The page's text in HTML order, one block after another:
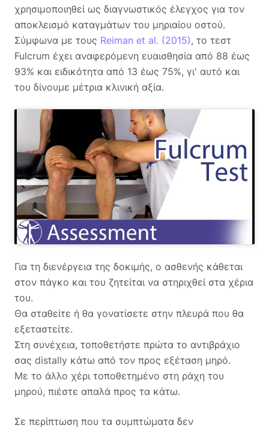
χρησιμοποιηθεί ως διαγνωστικός έλεγχος για τον
αποκλεισμό καταγμάτων του μηριαίου οστού.
Σύμφωνα με τους Reiman et al. (2015), το τεστ
Fulcrum έχει αναφερόμενη ευαισθησία από 88 έως
93% και ειδικότητα από 13 έως 75%, γι' αυτό και
του δίνουμε μέτρια κλινική αξία.
Για τη διενέργεια της δοκιμής, ο ασθενής κάθεται
στον πάγκο και του ζητείται να στηριχθεί στα χέρια
του.
Θα σταθείτε ή θα γονατίσετε στην πλευρά που θα
εξεταστείτε.
Στη συνέχεια, τοποθετήστε πρώτα το αντιβράχιο
σας distally κάτω από τον προς εξέταση μηρό.
Με το άλλο χέρι τοποθετημένο στη ράχη του
μηρού, πιέστε απαλά προς τα κάτω.
Σε περίπτωση που τα συμπτώματα δεν